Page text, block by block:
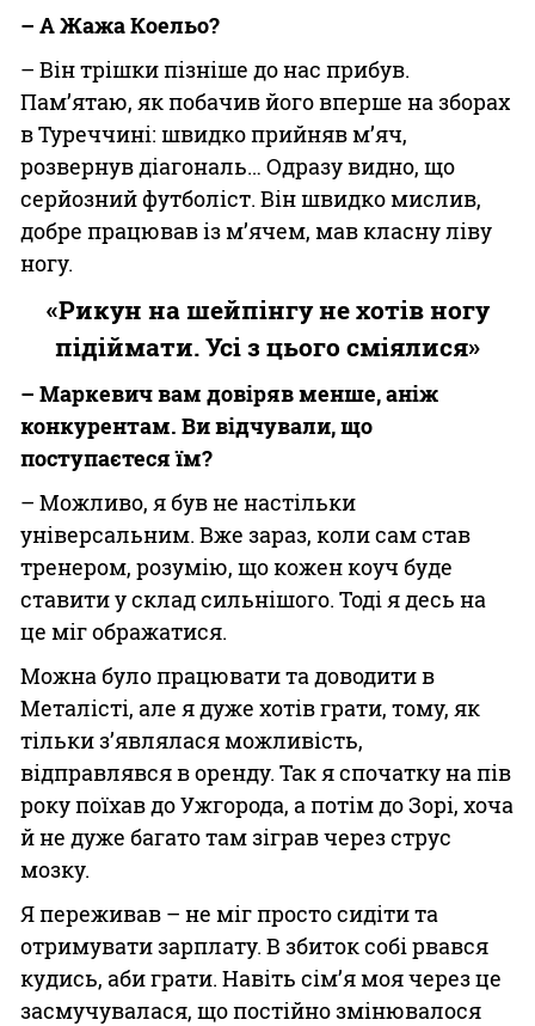
– А Жажа Коельо?
– Він трішки пізніше до нас прибув.
Пам’ятаю, як побачив його вперше на зборах
в Туреччині: швидко прийняв м’яч,
розвернув діагональ… Одразу видно, що
серйозний футболіст. Він швидко мислив,
добре працював із м’ячем, мав класну ліву
ногу.
«Рикун на шейпінгу не хотів ногу
підіймати. Усі з цього сміялися»
– Маркевич вам довіряв менше, аніж
конкурентам. Ви відчували, що
поступаєтеся їм?
– Можливо, я був не настільки
універсальним. Вже зараз, коли сам став
тренером, розумію, що кожен коуч буде
ставити у склад сильнішого. Тоді я десь на
це міг ображатися.
Можна було працювати та доводити в
Металісті, але я дуже хотів грати, тому, як
тільки з’являлася можливість,
відправлявся в оренду. Так я спочатку на пів
року поїхав до Ужгорода, а потім до Зорі, хоча
й не дуже багато там зіграв через струс
мозку.
Я переживав – не міг просто сидіти та
отримувати зарплату. В збиток собі рвався
кудись, аби грати. Навіть сім’я моя через це
засмучувалася, що постійно змінювалося